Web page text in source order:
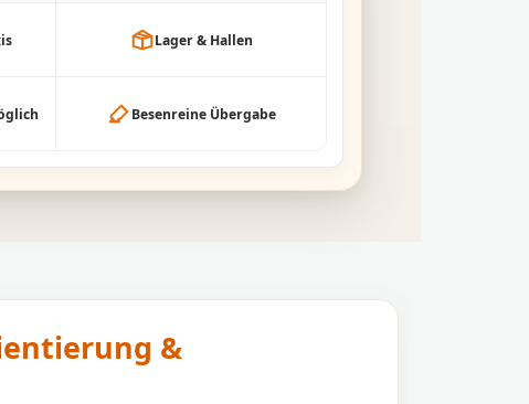
Lager & Hallen
Besenreine Übergabe
&